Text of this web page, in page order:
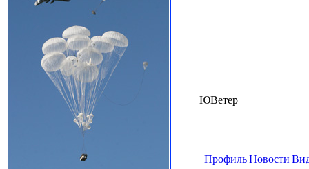
ЮВетер
ПрофильНовости